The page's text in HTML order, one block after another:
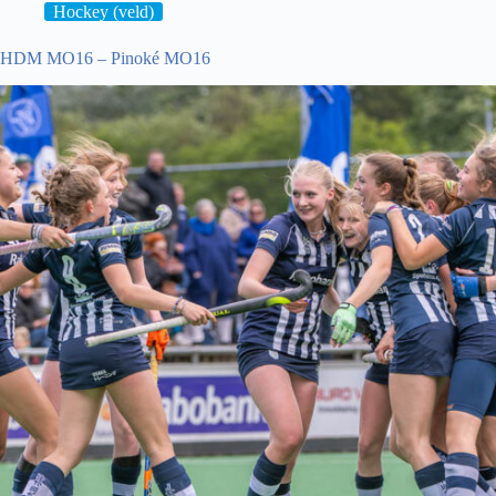
Hockey (veld)
HDM MO16 – Pinoké MO16